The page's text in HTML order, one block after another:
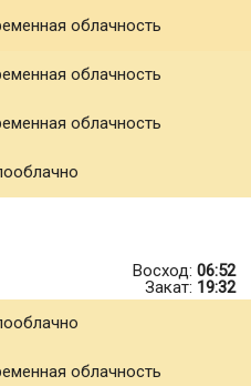
облачность
облачность
облачность
Восход: 06:52
Закат: 19:32
облачность